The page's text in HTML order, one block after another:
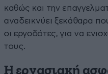
καθώς και την
αναδεικνύει ξεκάθαρα
οι εργοδότες, για να
τους.
Η εργασιακή